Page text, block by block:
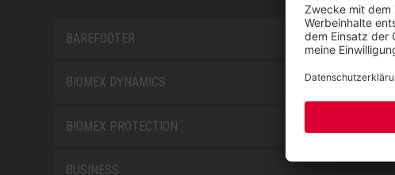
BAREFOOTER
BIOMEX DYNAMICS
BIOMEX PROTECTION
BUSINESS